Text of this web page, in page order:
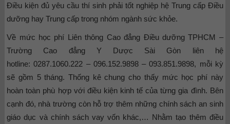
Điều kiện đủ yêu cầu thí sinh phải tốt nghiệp hệ Trung cấp Điều
dưỡng hay Trung cấp trong nhóm ngành sức khỏe.
Về mức học phí Liên thông Cao đẳng Điều dưỡng TPHCM –
Trường Cao đẳng Y Dược Sài Gòn liên hệ
hotline: 0287.1060.222 – 096.152.9898 – 093.851.9898, mỗi kỳ
sẽ gồm 5 tháng. Thống kê chung cho thấy mức học phí này
hoàn toàn phù hợp với điều kiện kinh tế của từng gia đình. Bên
cạnh đó, nhà trường còn hỗ trợ thêm những chính sách an sinh
giáo dục và chính sách vay vốn khác,… Nhằm tạo thêm điều